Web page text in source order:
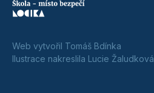
Web vytvořil Tomáš Bdínka
Ilustrace nakreslila Lucie Žaludková